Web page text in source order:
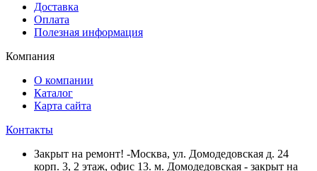
Доставка
Оплата
Полезная информация
Компания
О компании
Каталог
Карта сайта
Контакты
Закрыт на ремонт! -Москва, ул. Домодедовская д. 24
корп. 3, 2 этаж, офис 13. м. Домодедовская - закрыт на